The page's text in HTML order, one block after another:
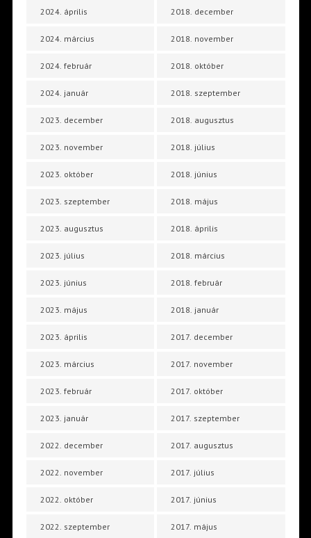
2024. április
2024. március
2024. február
2024. január
2023. december
2023. november
2023. október
2023. szeptember
2023. augusztus
2023. július
2023. június
2023. május
2023. április
2023. március
2023. február
2023. január
2022. december
2022. november
2022. október
2022. szeptember
2018. december
2018. november
2018. október
2018. szeptember
2018. augusztus
2018. július
2018. június
2018. május
2018. április
2018. március
2018. február
2018. január
2017. december
2017. november
2017. október
2017. szeptember
2017. augusztus
2017. július
2017. június
2017. május